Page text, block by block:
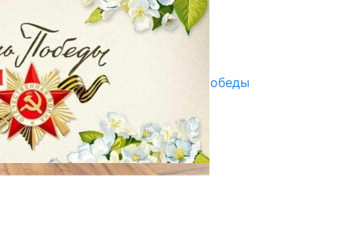
07.08.2025
Улуу Жеңиштин жандуу сөзү
29.04.2025
Награды в преддверии Дня Победы
29.04.2025